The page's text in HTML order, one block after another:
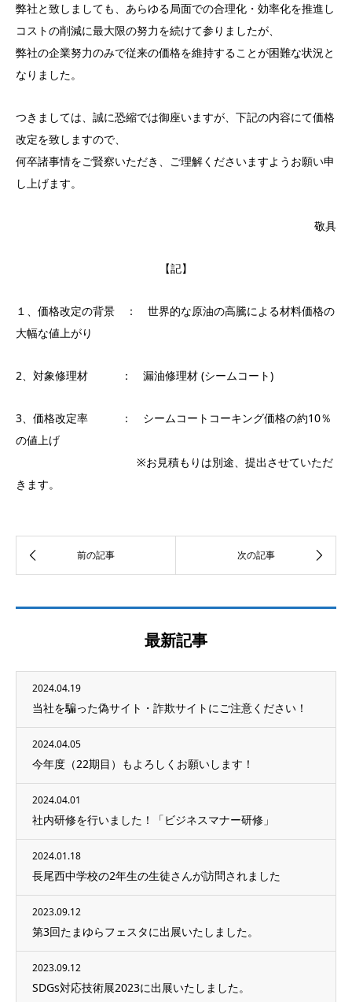
弊社と致しましても、あらゆる局面での合理化・効率化を推進し
コストの削減に最大限の努力を続けて参りましたが、
弊社の企業努力のみで従来の価格を維持することが困難な状況と
なりました。
つきましては、誠に恐縮では御座いますが、下記の内容にて価格
改定を致しますので、
何卒諸事情をご賢察いただき、ご理解くださいますようお願い申
し上げます。
敬具
【記】
１、価格改定の背景 ： 世界的な原油の高騰による材料価格の
大幅な値上がり
2、対象修理材 ： 漏油修理材 (シームコート)
3、価格改定率 ： シームコートコーキング価格の約10％
の値上げ
※お見積もりは別途、提出させていただ
きます。
最新記事
2024.04.19
当社を騙った偽サイト・詐欺サイトにご注意ください！
2024.04.05
今年度（22期目）もよろしくお願いします！
2024.04.01
社内研修を行いました！「ビジネスマナー研修」
2024.01.18
長尾西中学校の2年生の生徒さんが訪問されました
2023.09.12
第3回たまゆらフェスタに出展いたしました。
2023.09.12
SDGs対応技術展2023に出展いたしました。